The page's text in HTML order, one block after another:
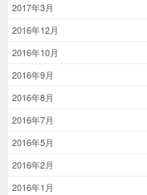
2017年3月
2016年12月
2016年10月
2016年9月
2016年8月
2016年7月
2016年5月
2016年2月
2016年1月